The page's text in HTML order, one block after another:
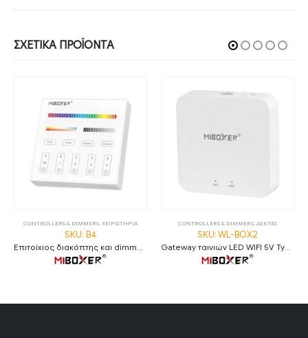
ΣΧΕΤΙΚΆ ΠΡΟΪΌΝΤΑ
CONTROLLERS & DIMMERS, ΧΕΙΡΙΣΤΗΡΙΑ
SKU: B4
Επιτοίχιος διακόπτης και dimmer LED RF με οθόνη αφής RGB+CCT 4 καναλιών 3V λευκός (B4)
CONTROLLERS & DIMMERS, ΔΕΚΤΕΣ
SKU: WL-BOX2
Gateway ταινιών LED WIFI 5V Type-C (WL-BOX2)